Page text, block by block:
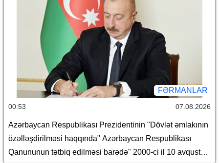
Sərəncamında dəyişiklik edilməsi barədə
FƏRMANLAR
00:53 07.08.2026
Azərbaycan Respublikası Prezidentinin "Dövlət əmlakının
özəlləşdirilməsi haqqında" Azərbaycan Respublikası
Qanununun tətbiq edilməsi barədə" 2000-ci il 10 avqust